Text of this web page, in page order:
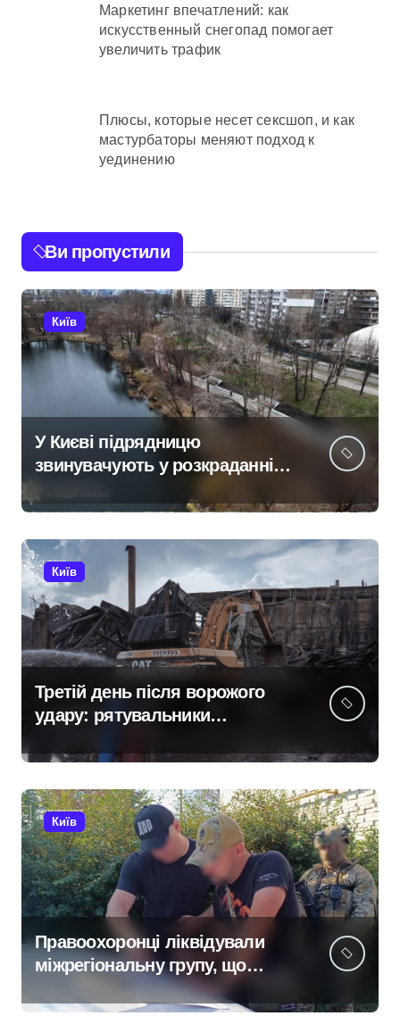
Маркетинг впечатлений: как
искусственный снегопад помогает
увеличить трафик
Плюсы, которые несет сексшоп, и как
мастурбаторы меняют подход к
уединению
Ви пропустили
Київ
У Києві підрядницю
звинувачують у розкраданні
під час ремонту зони
«Вербне»
Київ
Третій день після ворожого
удару: рятувальники
масованої атаки в Київському
регіоні
Київ
Правоохоронці ліквідували
міжрегіональну групу, що
займалася вивезенням
дезертирів з військових